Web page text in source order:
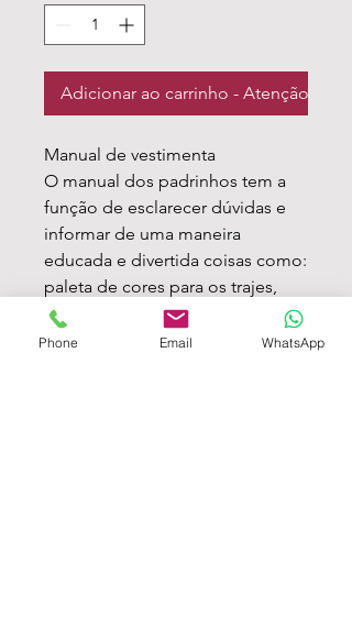
Adicionar ao carrinho - Atenção ao
Manual de vestimenta
O manual dos padrinhos tem a
função de esclarecer dúvidas e
informar de uma maneira
educada e divertida coisas como:
paleta de cores para os trajes,
salão de beleza sugerido para as
madrinhas, a data e local
Phone Email WhatsApp